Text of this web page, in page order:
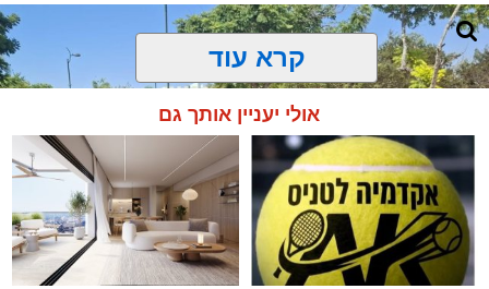
קרא עוד
אולי יעניין אותך גם